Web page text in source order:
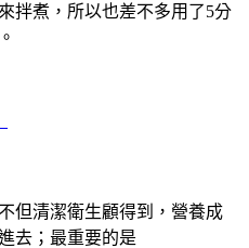
拌煮，所以也差不多用了5分
但清潔衛生顧得到，營養成
去；最重要的是